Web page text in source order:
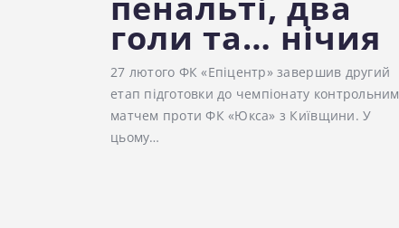
голи та… нічия
27 лютого ФК «Епіцентр» завершив другий
етап підготовки до чемпіонату контрольним
матчем проти ФК «Юкса» з Київщини. У
цьому…